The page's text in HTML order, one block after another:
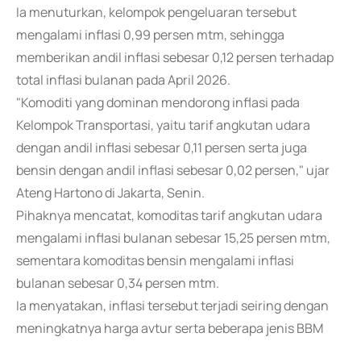
Ia menuturkan, kelompok pengeluaran tersebut
mengalami inflasi 0,99 persen mtm, sehingga
memberikan andil inflasi sebesar 0,12 persen terhadap
total inflasi bulanan pada April 2026.
"Komoditi yang dominan mendorong inflasi pada
Kelompok Transportasi, yaitu tarif angkutan udara
dengan andil inflasi sebesar 0,11 persen serta juga
bensin dengan andil inflasi sebesar 0,02 persen," ujar
Ateng Hartono di Jakarta, Senin.
Pihaknya mencatat, komoditas tarif angkutan udara
mengalami inflasi bulanan sebesar 15,25 persen mtm,
sementara komoditas bensin mengalami inflasi
bulanan sebesar 0,34 persen mtm.
Ia menyatakan, inflasi tersebut terjadi seiring dengan
meningkatnya harga avtur serta beberapa jenis BBM